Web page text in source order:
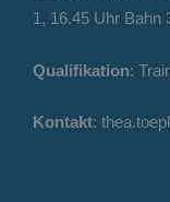
1, 16.45 Uhr Bahn
Qualifikation:
Kontakt: